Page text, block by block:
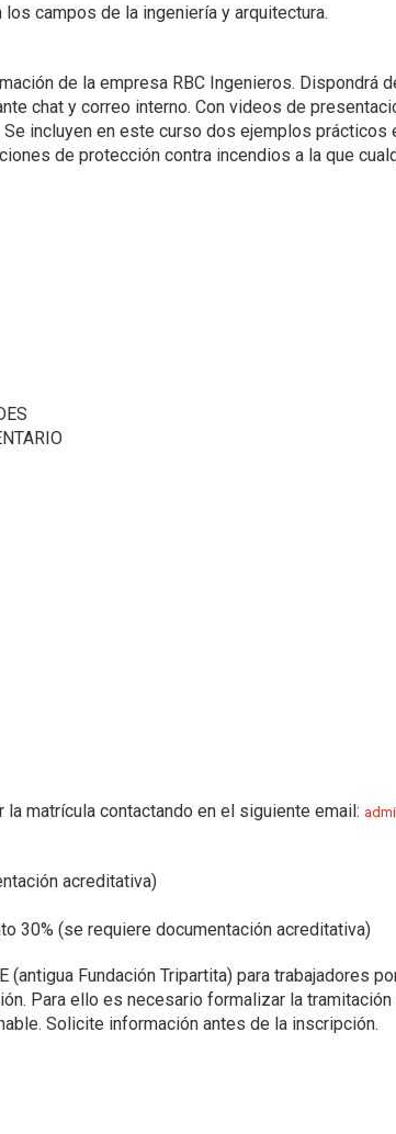
campos de la ingeniería y arquitectura.
de la empresa RBC Ingenieros.
chat y correo interno. Con videos de
incluyen en este curso dos ejemplos
de protección contra incendios a la que
matrícula contactando en el siguiente email:
acreditativa)
30% (se requiere documentación acreditativa)
Fundación Tripartita) para trabajadores
Para ello es necesario formalizar la
Solicite información antes de la inscripción.